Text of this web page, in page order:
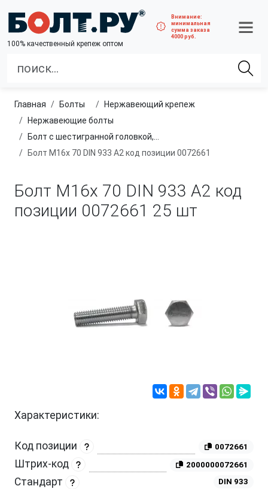
100% качественный крепеж оптом
Внимание:
минимальная
сумма заказа
4000 руб.
Главная болты
нержавеющий крепеж
нержавеющие болты
Болт с шестигранной головкой, полная резьба, из нержавеющей стали A2 и A4
Болт М16х 70 DIN 933 A2 код позиции 0072661
Болт М16х 70 DIN 933 A2 код
позиции 0072661 25 шт
Характеристики:
Код позиции 0072661
Штрих-код 2000000072661
Стандарт DIN 933